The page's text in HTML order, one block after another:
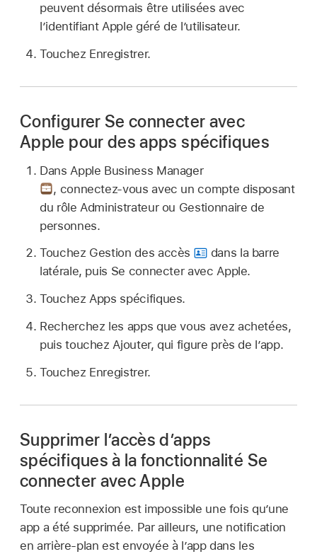
peuvent désormais être utilisées avec
l’identifiant Apple géré de l’utilisateur.
Touchez Enregistrer.
Configurer Se connecter avec
Apple pour des apps spécifiques
Dans Apple Business Manager
, connectez‑vous avec un compte disposant
du rôle Administrateur ou Gestionnaire de
personnes.
Touchez Gestion des accès
dans la barre
latérale, puis Se connecter avec Apple.
Touchez Apps spécifiques.
Recherchez les apps que vous avez achetées,
puis touchez Ajouter, qui figure près de l’app.
Touchez Enregistrer.
Supprimer l’accès d’apps
spécifiques à la fonctionnalité Se
connecter avec Apple
Toute reconnexion est impossible une fois qu’une
app a été supprimée. Par ailleurs, une notification
en arrière-plan est envoyée à l’app dans les